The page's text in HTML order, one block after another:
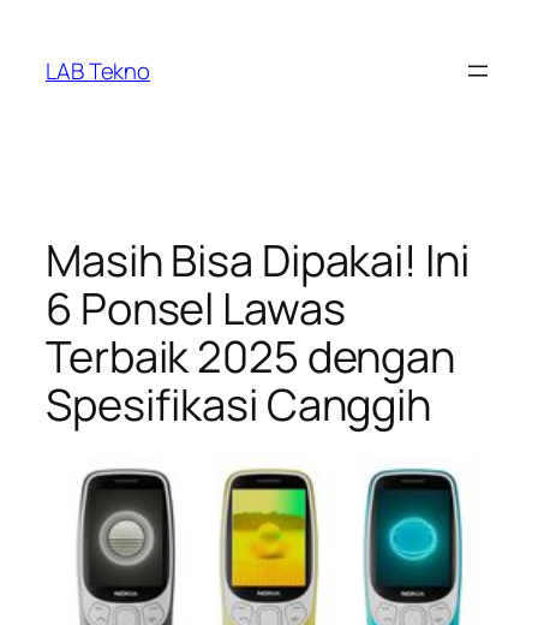
content
LAB Tekno
Masih Bisa Dipakai! Ini
6 Ponsel Lawas
Terbaik 2025 dengan
Spesifikasi Canggih